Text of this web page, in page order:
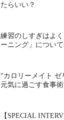
たらいい？
練習のしすぎはよ
ーニング」につい
“カロリーメイト ゼ
元気に過ごす食事術
【SPECIAL